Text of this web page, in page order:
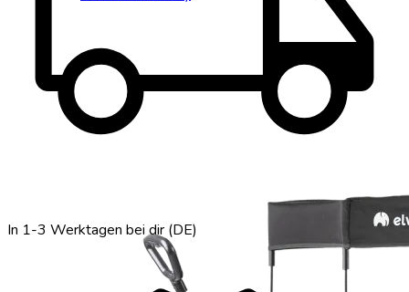
In 1-3 Werktagen bei dir (DE)